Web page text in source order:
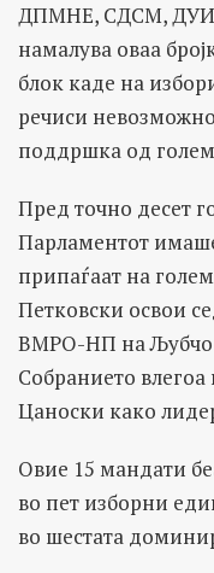
ДПМНЕ, СДСМ, ДУИ
намалува оваа
блок каде на
речиси
поддршка од
Пред точно десет
Парламентот
припаѓаат на
Петковски освои
ВМРО-НП на Љубчо
Собранието
Цаноски како
Овие 15 мандати
во пет изборни
во шестата